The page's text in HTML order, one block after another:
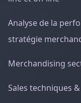
Analyse de la
stratégie
Merchandising
Sales techniques